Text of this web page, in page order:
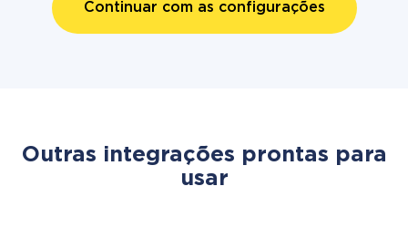
Continuar com as configurações
Outras integrações prontas para
usar